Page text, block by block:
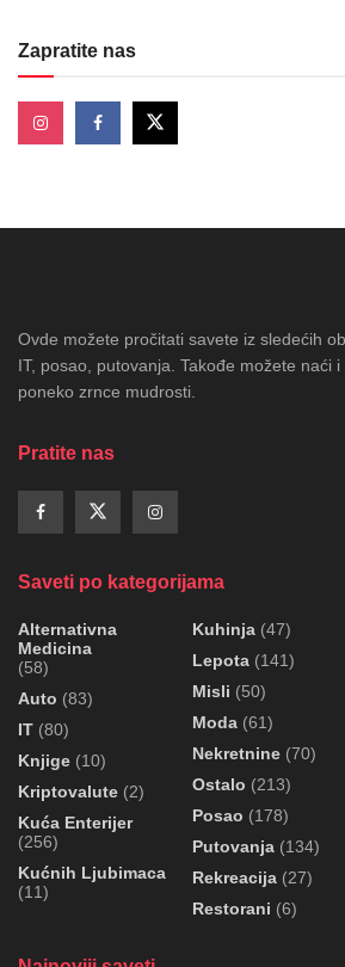
Zapratite nas
Ovde možete pročitati savete iz sledećih
IT, posao, putovanja. Takođe možete naći
poneko zrnce mudrosti.
Pratite nas
Saveti po kategorijama
Alternativna
Medicina
(58)
Auto (83)
IT (80)
Knjige (10)
Kriptovalute (2)
Kuća Enterijer
(256)
Kućnih Ljubimaca
(11)
Kuhinja (47)
Lepota (141)
Misli (50)
Moda (61)
Nekretnine (70)
Ostalo (213)
Posao (178)
Putovanja (134)
Rekreacija (27)
Restorani (6)